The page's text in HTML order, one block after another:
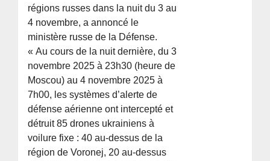
régions russes dans la nuit du 3 au
4 novembre, a annoncé le
ministère russe de la Défense.
« Au cours de la nuit dernière, du 3
novembre 2025 à 23h30 (heure de
Moscou) au 4 novembre 2025 à
7h00, les systèmes d’alerte de
défense aérienne ont intercepté et
détruit 85 drones ukrainiens à
voilure fixe : 40 au-dessus de la
région de Voronej, 20 au-dessus